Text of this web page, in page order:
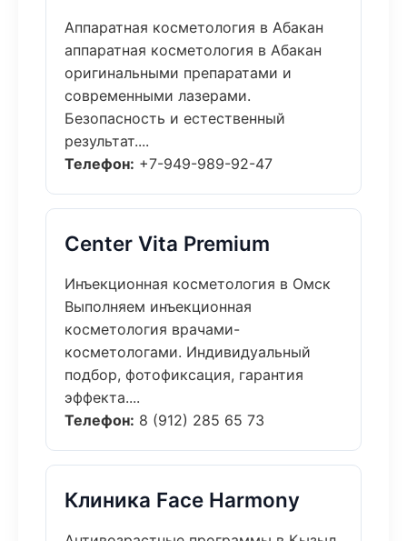
Аппаратная косметология в Абакан
аппаратная косметология в Абакан
оригинальными препаратами и
современными лазерами.
Безопасность и естественный
результат....
Телефон: +7-949-989-92-47
Center Vita Premium
Инъекционная косметология в Омск
Выполняем инъекционная
косметология врачами-
косметологами. Индивидуальный
подбор, фотофиксация, гарантия
эффекта....
Телефон: 8 (912) 285 65 73
Клиника Face Harmony